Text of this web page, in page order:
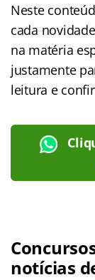
Neste
cada
na matéria
justamente
leitura e
notícias